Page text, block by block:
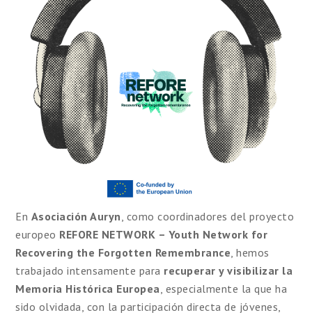
En Asociación Auryn, como coordinadores del proyecto
europeo REFORE NETWORK – Youth Network for
Recovering the Forgotten Remembrance, hemos
trabajado intensamente para recuperar y visibilizar la
Memoria Histórica Europea, especialmente la que ha
sido olvidada, con la participación directa de jóvenes,